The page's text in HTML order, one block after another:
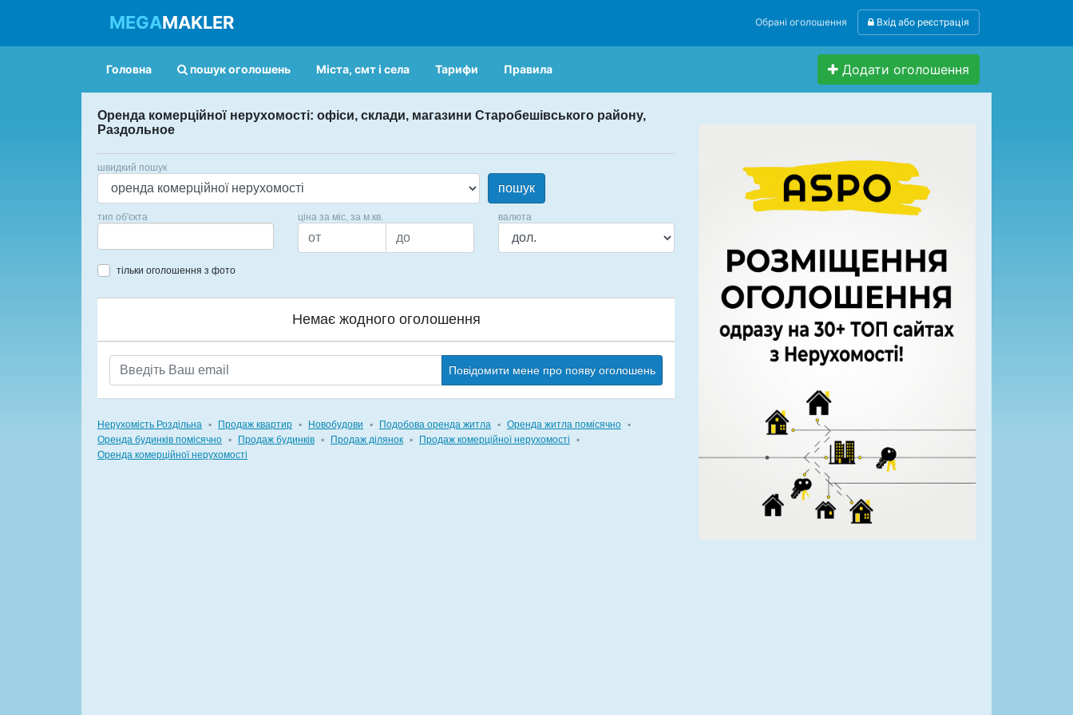
MEGAMAKLER Обрані оголошення Вхід або реєстрація
Головна пошук оголошень Міста, смт і села Тарифи Правила Додати оголошення
Оренда комерційної нерухомості: офіси, склади, магазини Старобешівського району,
Раздольное
швидкий пошук
пошук
тип об'єкта ціна за міс, за м.кв. валюта
тільки оголошення з фото
Немає жодного оголошення
Повідомити мене про появу оголошень
Нерухомість Роздільна ▪ Продаж квартир ▪ Новобудови ▪ Подобова оренда житла ▪ Оренда житла помісячно ▪
Оренда будинків помісячно ▪ Продаж будинків ▪ Продаж ділянок ▪ Продаж комерційної нерухомості
▪
Оренда комерційної нерухомості